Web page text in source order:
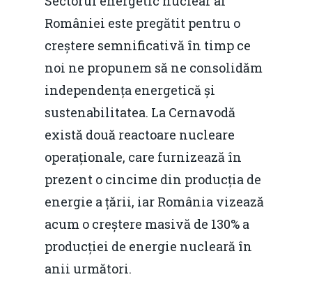
României este pregătit pentru o
creștere semnificativă în timp ce
noi ne propunem să ne consolidăm
independența energetică și
sustenabilitatea. La Cernavodă
există două reactoare nucleare
operaționale, care furnizează în
prezent o cincime din producția de
energie a țării, iar România vizează
acum o creștere masivă de 130% a
producției de energie nucleară în
anii următori.